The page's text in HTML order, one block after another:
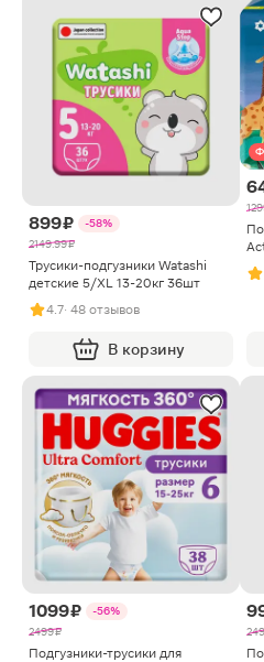
899 ₽
-58%
2149.99 ₽
Трусики-подгузники Watashi
детские 5/XL 13-20кг 36шт
4.7· 48 отзывов
В корзину
1099 ₽
-56%
2499 ₽
Подгузники-трусики для